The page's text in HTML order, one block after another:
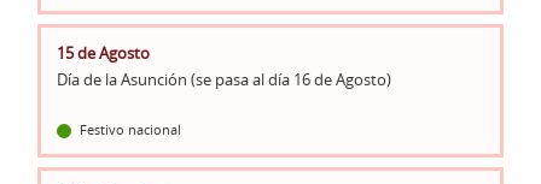
15 de Agosto
Día de la Asunción (se pasa al día 16 de Agosto)
Festivo nacional